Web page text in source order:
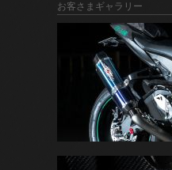
お客さまギャラリー